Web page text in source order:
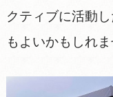
クティブに活動
もよいかもしれま